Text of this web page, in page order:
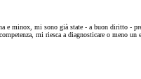
minox, mi sono già state - a buon diritto -
mi riesca a diagnosticare o meno